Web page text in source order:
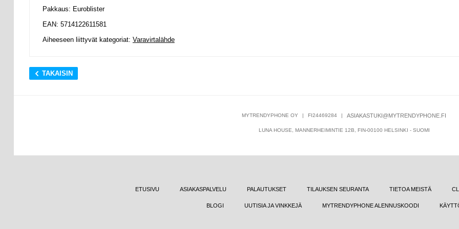
Pakkaus: Euroblister
EAN: 5714122611581
Aiheeseen liittyvät kategoriat: Varavirtalähde
TAKAISIN
MYTRENDYPHONE OY | FI24469284 | ASIAKASTUKI@MYTRENDYPHONE.FI
LUNA HOUSE, MANNERHEIMINTIE 12B, FIN-00100 HELSINKI - SUOMI
ETUSIVU ASIAKASPALVELU PALAUTUKSET TILAUKSEN SEURANTA TIETOA MEISTÄ
BLOGI UUTISIA JA VINKKEJÄ MYTRENDYPHONE ALENNUSKOODI